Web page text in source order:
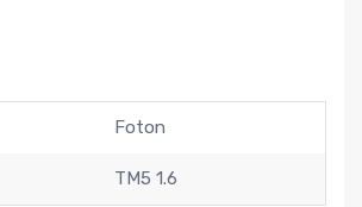
Foton
TM5 1.6